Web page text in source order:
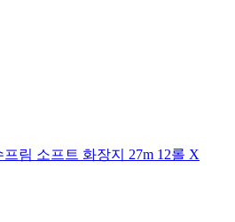
림 소프트 화장지 27m 12롤 X